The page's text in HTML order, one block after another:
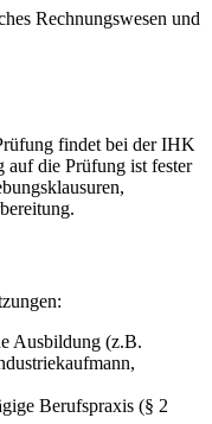
Rechnungswesen und
findet bei der IHK
auf die Prüfung ist fester
Ausbildung (z.B.
Berufspraxis (§ 2